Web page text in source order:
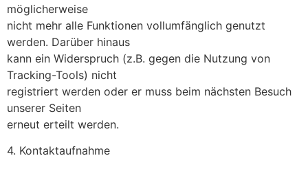
möglicherweise
nicht mehr alle Funktionen vollumfänglich genutzt
werden. Darüber hinaus
kann ein Widerspruch (z.B. gegen die Nutzung von
Tracking-Tools) nicht
registriert werden oder er muss beim nächsten Besuch
unserer Seiten
erneut erteilt werden.
4. Kontaktaufnahme